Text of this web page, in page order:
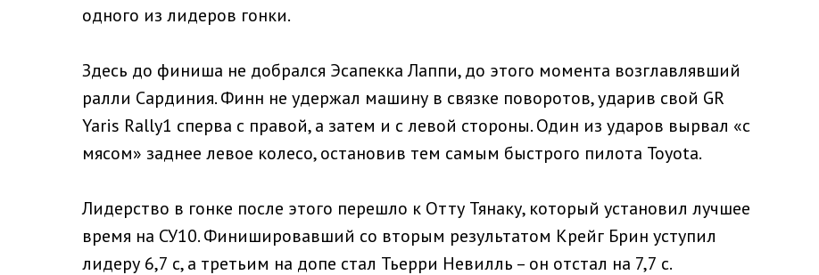
одного из лидеров гонки.
Здесь до финиша не добрался Эсапекка Лаппи, до этого момента возглавлявший
ралли Сардиния. Финн не удержал машину в связке поворотов, ударив свой GR
Yaris Rally1 сперва с правой, а затем и с левой стороны. Один из ударов вырвал «с
мясом» заднее левое колесо, остановив тем самым быстрого пилота Toyota.
Лидерство в гонке после этого перешло к Отту Тянаку, который установил лучшее
время на СУ10. Финишировавший со вторым результатом Крейг Брин уступил
лидеру 6,7 с, а третьим на допе стал Тьерри Невилль – он отстал на 7,7 с.